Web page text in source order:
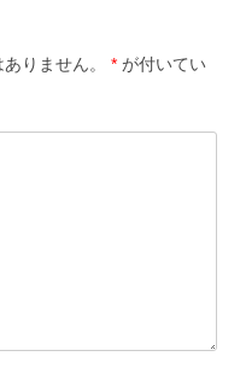
りません。 * が付いてい